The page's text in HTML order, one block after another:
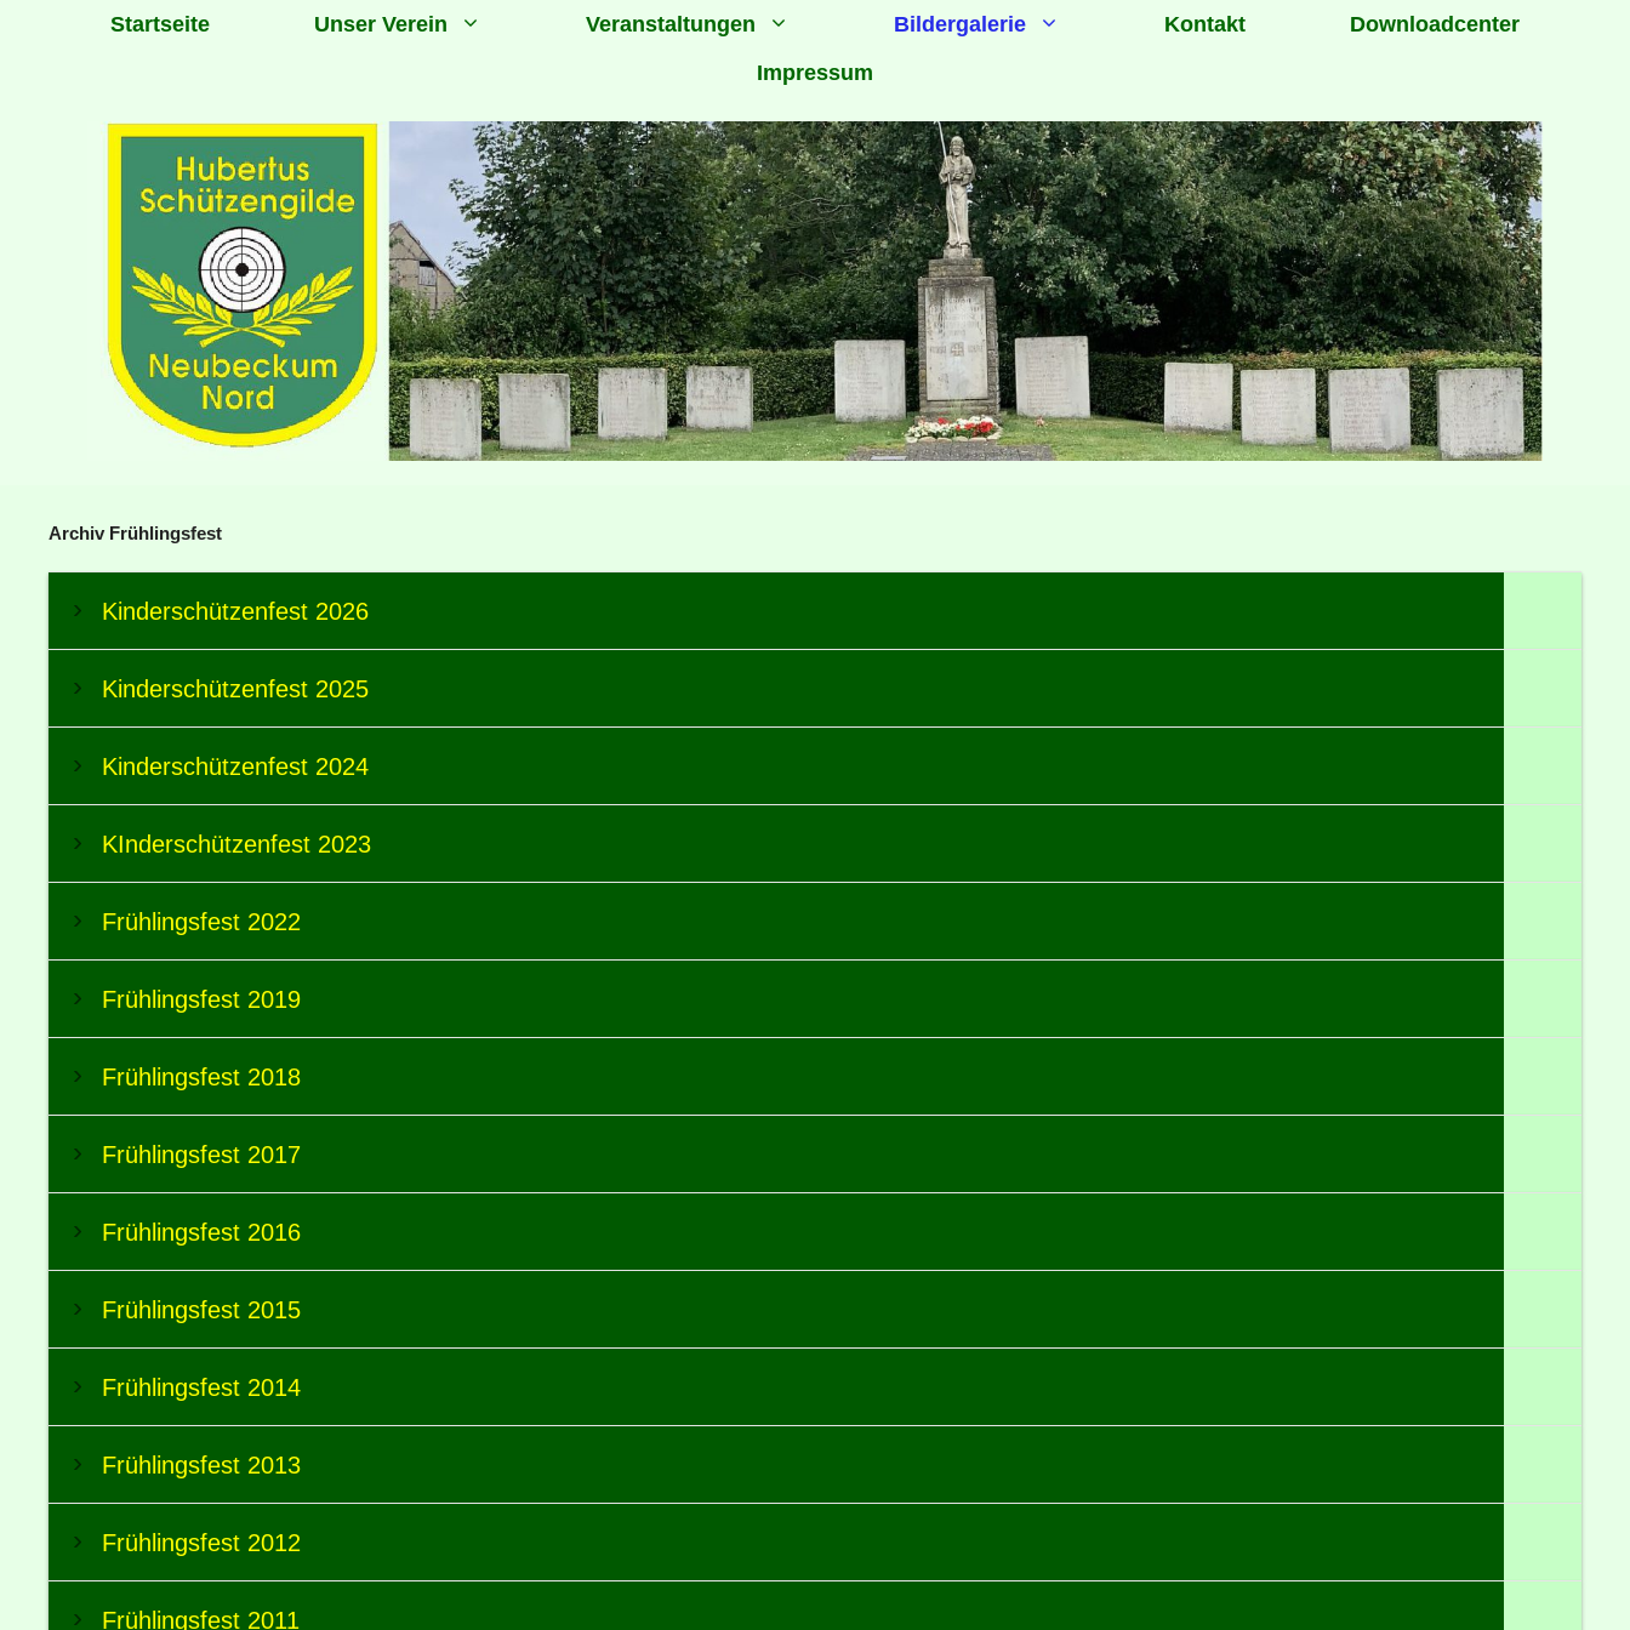
Startseite Unser Verein Veranstaltungen Bildergalerie Kontakt
Downloadcenter
Impressum
Archiv Frühlingsfest
Kinderschützenfest 2026
Kinderschützenfest 2025
Kinderschützenfest 2024
KInderschützenfest 2023
Frühlingsfest 2022
Frühlingsfest 2019
Frühlingsfest 2018
Frühlingsfest 2017
Frühlingsfest 2016
Frühlingsfest 2015
Frühlingsfest 2014
Frühlingsfest 2013
Frühlingsfest 2012
Frühlingsfest 2011